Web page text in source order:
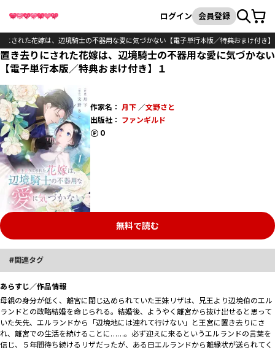
検索
ログイン 会員登録カート
にされた花嫁は、辺境騎士の不器用な愛に気づかない【電子単行本版／特典おまけ付き】
置き去りにされた花嫁は、辺境騎士の不器用な愛に気づかない
【電子単行本版／特典おまけ付き】１
作家名： 月下／文野さと
出版社： ファンギルド
0
ポイント
無料で読む
関連タグ
あらすじ／作品情報
母親の身分が低く、離宮に閉じ込められていた王妹リザは、兄王より辺境伯のエル
ランドとの政略結婚を命じられる。結婚後、ようやく離宮から抜け出せると思って
いた矢先、エルランドから「辺境地には連れて行けない」と王宮に置き去りにさ
れ、離宮での生活を続けることに……。必ず迎えに来るというエルランドの言葉を
信じ、５年間待ち続けるリザだったが、ある日エルランドから離縁状が送られてく